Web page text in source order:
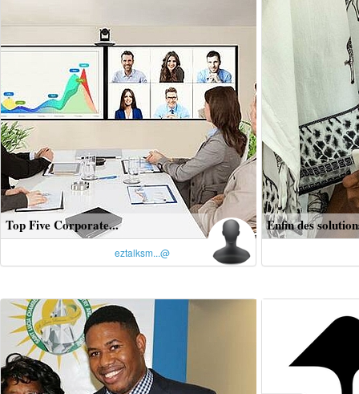
Top Five Corporate...
eztalksm...@
Enfin des